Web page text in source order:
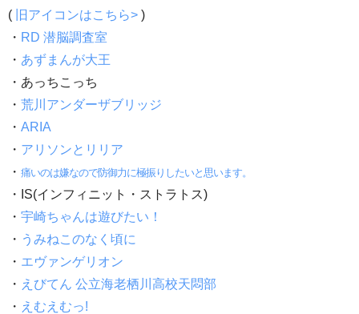
( 旧アイコンはこちら> )
・ RD 潜脳調査室
・ あずまんが大王
・あっちこっち
・ 荒川アンダーザブリッジ
・ ARIA
・ アリソンとリリア
・ 痛いのは嫌なので防御力に極振りしたいと思います。
・IS(インフィニット・ストラトス)
・ 宇崎ちゃんは遊びたい！
・ うみねこのなく頃に
・ エヴァンゲリオン
・ えびてん 公立海老栖川高校天悶部
・ えむえむっ!